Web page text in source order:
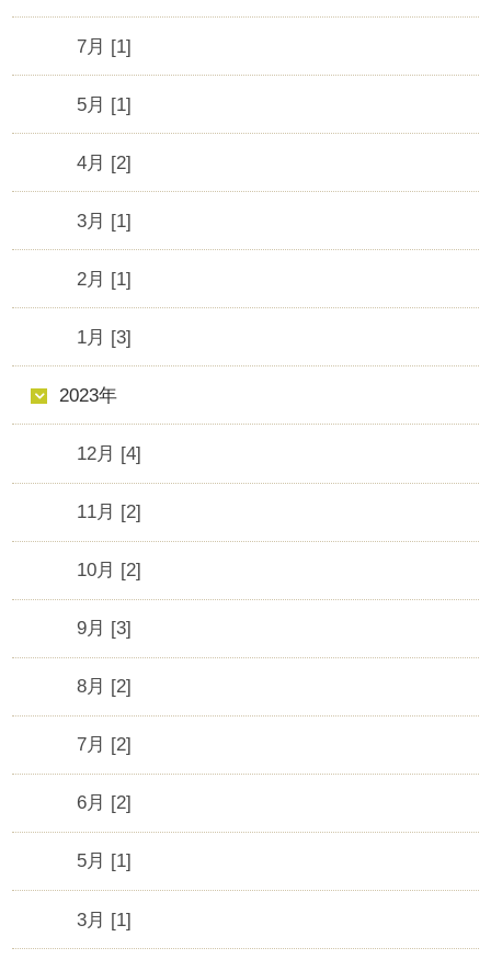
7月 [1]
5月 [1]
4月 [2]
3月 [1]
2月 [1]
1月 [3]
2023年
12月 [4]
11月 [2]
10月 [2]
9月 [3]
8月 [2]
7月 [2]
6月 [2]
5月 [1]
3月 [1]